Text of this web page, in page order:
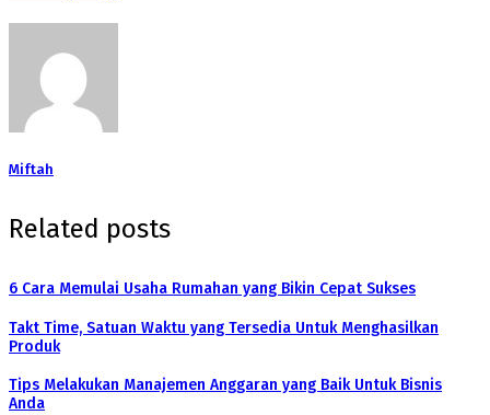
Miftah
Related posts
6 Cara Memulai Usaha Rumahan yang Bikin Cepat Sukses
Takt Time, Satuan Waktu yang Tersedia Untuk Menghasilkan
Produk
Tips Melakukan Manajemen Anggaran yang Baik Untuk Bisnis
Anda